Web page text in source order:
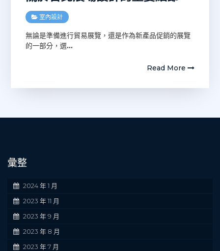
室內設計
無論是準備進行貿易展覽，還是作為新產品促銷的展覽
的一部分，選…
Read More
彙整
2024 年 1 月
2023 年 11 月
2023 年 9 月
2023 年 8 月
2023 年 7 月